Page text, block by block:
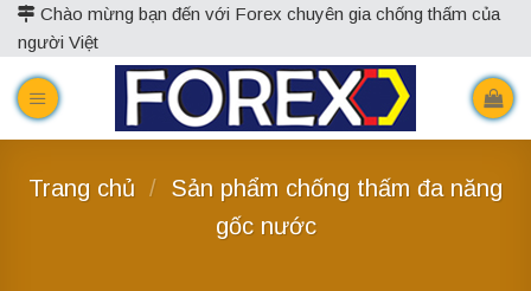
Skip
content
Chào mừng bạn đến với Forex chuyên gia chống thấm của
người Việt
Trang chủ / Sản phẩm chống thấm đa năng
gốc nước